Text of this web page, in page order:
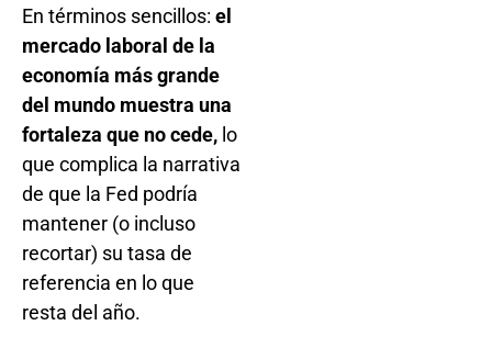
En términos sencillos: el
mercado laboral de la
economía más grande
del mundo muestra una
fortaleza que no cede, lo
que complica la narrativa
de que la Fed podría
mantener (o incluso
recortar) su tasa de
referencia en lo que
resta del año.